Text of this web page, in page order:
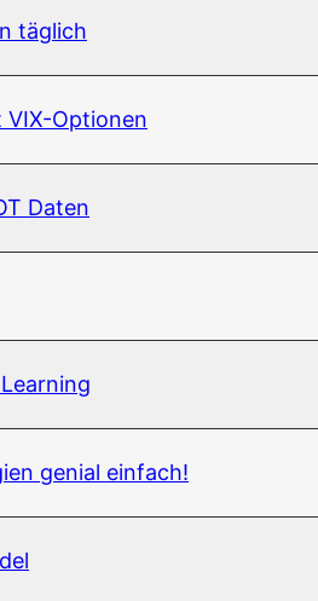
täglich
Optionen
Daten
geni­al einfach!